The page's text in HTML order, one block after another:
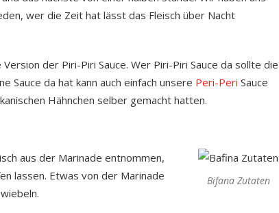
wer die Zeit hat lässt das Fleisch über Nacht
der Piri-Piri Sauce. Wer Piri-Piri Sauce da sollte die
Sauce da hat kann auch einfach unsere Peri-Peri Sauce
Hähnchen selber gemacht hatten.
Bifana Zutaten
aus der Marinade entnommen,
lassen. Etwas von der Marinade